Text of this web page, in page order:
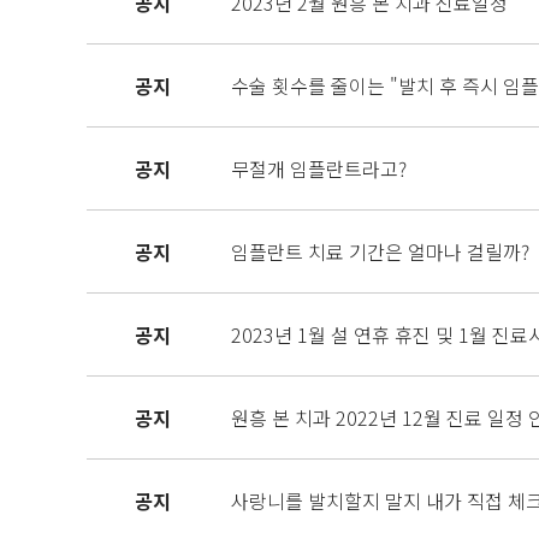
공지 수술 횟수를 줄이는 "발치 후 즉시 임
공지 무절개 임플란트라고?
공지 임플란트 치료 기간은 얼마나 걸릴까?
공지 2023년 1월 설 연휴 휴진 및 1월 진료
공지 원흥 본 치과 2022년 12월 진료 일정
공지 사랑니를 발치할지 말지 내가 직접 체